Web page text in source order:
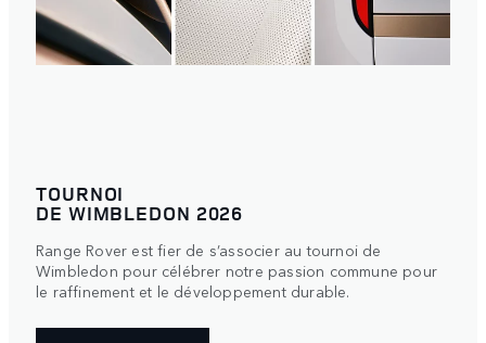
TOURNOI
DE WIMBLEDON 2026
Range Rover est fier de s’associer au tournoi de
Wimbledon pour célébrer notre passion commune pour
le raffinement et le développement durable.